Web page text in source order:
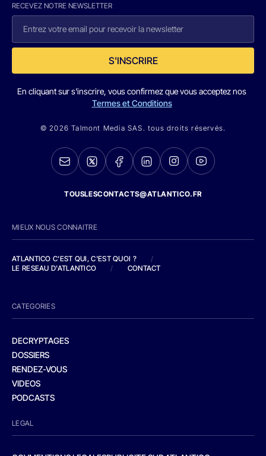
RECEVEZ NOTRE NEWSLETTER
S'INSCRIRE
En cliquant sur s'inscrire, vous confirmez que vous acceptez nos
Termes et Conditions
© 2026 Talmont Media SAS. tous droits réservés.
TOUSLESCONTACTS@ATLANTICO.FR
MIEUX NOUS CONNAITRE
ATLANTICO C'EST QUI, C'EST QUOI ?
/
LE RESEAU D'ATLANTICO
/ CONTACT
CATEGORIES
DECRYPTAGES
DOSSIERS
RENDEZ-VOUS
VIDEOS
PODCASTS
LEGAL